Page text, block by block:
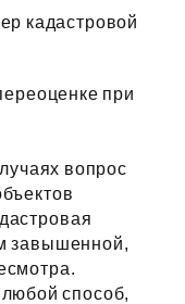
кадастровой
при
вопрос
завышенной,
способ,